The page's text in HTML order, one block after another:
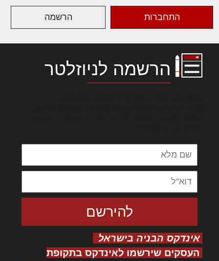
התחברות הרשמה
הרשמה לניוזלטר
אינדקס הבניה בישראל
העסקים שירשמו לאינדקס בתקופת